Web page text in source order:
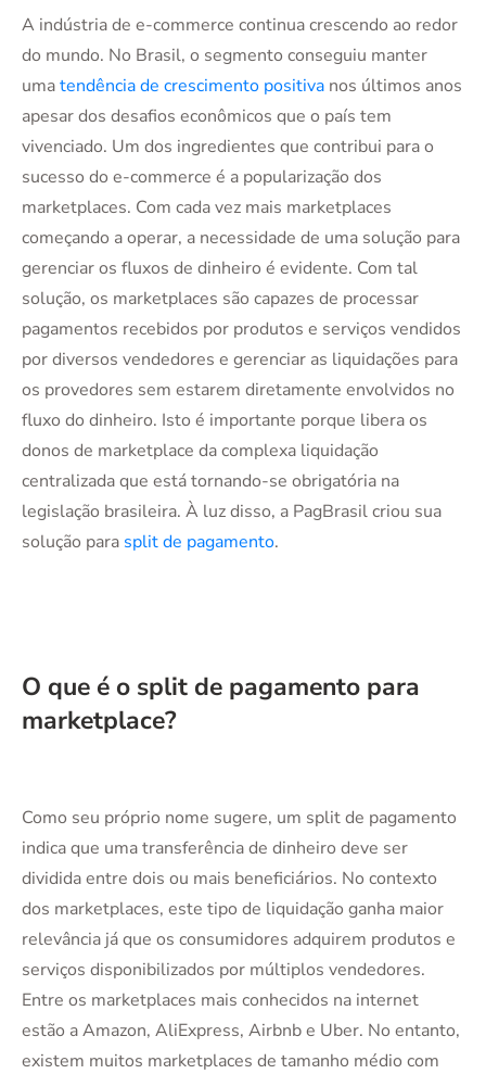
A indústria de e-commerce continua crescendo ao redor
do mundo. No Brasil, o segmento conseguiu manter
umatendência de crescimento positiva nos últimos anos
apesar dos desafios econômicos que o país tem
vivenciado. Um dos ingredientes que contribui para o
sucesso do e-commerce é a popularização dos
marketplaces. Com cada vez mais marketplaces
começando a operar, a necessidade de uma solução para
gerenciar os fluxos de dinheiro é evidente. Com tal
solução, os marketplaces são capazes de processar
pagamentos recebidos por produtos e serviços vendidos
por diversos vendedores e gerenciar as liquidações para
os provedores sem estarem diretamente envolvidos no
fluxo do dinheiro. Isto é importante porque libera os
donos de marketplace da complexa liquidação
centralizada que está tornando-se obrigatória na
legislação brasileira. À luz disso, a PagBrasil criou sua
solução para split de pagamento.
O que é o split de pagamento para
marketplace?
Como seu próprio nome sugere, um split de pagamento
indica que uma transferência de dinheiro deve ser
dividida entre dois ou mais beneficiários. No contexto
dos marketplaces, este tipo de liquidação ganha maior
relevância já que os consumidores adquirem produtos e
serviços disponibilizados por múltiplos vendedores.
Entre os marketplaces mais conhecidos na internet
estão a Amazon, AliExpress, Airbnb e Uber. No entanto,
existem muitos marketplaces de tamanho médio com